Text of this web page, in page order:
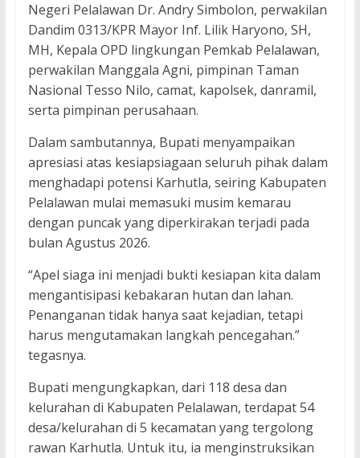
Negeri Pelalawan Dr. Andry Simbolon, perwakilan
Dandim 0313/KPR Mayor Inf. Lilik Haryono, SH,
MH, Kepala OPD lingkungan Pemkab Pelalawan,
perwakilan Manggala Agni, pimpinan Taman
Nasional Tesso Nilo, camat, kapolsek, danramil,
serta pimpinan perusahaan.
Dalam sambutannya, Bupati menyampaikan
apresiasi atas kesiapsiagaan seluruh pihak dalam
menghadapi potensi Karhutla, seiring Kabupaten
Pelalawan mulai memasuki musim kemarau
dengan puncak yang diperkirakan terjadi pada
bulan Agustus 2026.
“Apel siaga ini menjadi bukti kesiapan kita dalam
mengantisipasi kebakaran hutan dan lahan.
Penanganan tidak hanya saat kejadian, tetapi
harus mengutamakan langkah pencegahan.”
tegasnya.
Bupati mengungkapkan, dari 118 desa dan
kelurahan di Kabupaten Pelalawan, terdapat 54
desa/kelurahan di 5 kecamatan yang tergolong
rawan Karhutla. Untuk itu, ia menginstruksikan